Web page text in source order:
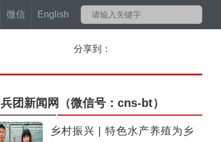
微信 English
分享到：
兵团新闻网 （微信号：cns-bt）
乡村振兴 | 特色水产养殖为乡